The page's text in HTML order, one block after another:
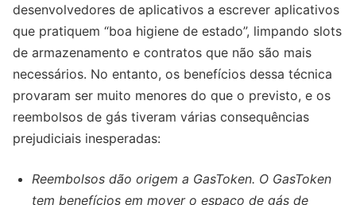
desenvolvedores de aplicativos a escrever aplicativos
que pratiquem “boa higiene de estado”, limpando slots
de armazenamento e contratos que não são mais
necessários. No entanto, os benefícios dessa técnica
provaram ser muito menores do que o previsto, e os
reembolsos de gás tiveram várias consequências
prejudiciais inesperadas:
Reembolsos dão origem a GasToken. O GasToken
tem benefícios em mover o espaço de gás de